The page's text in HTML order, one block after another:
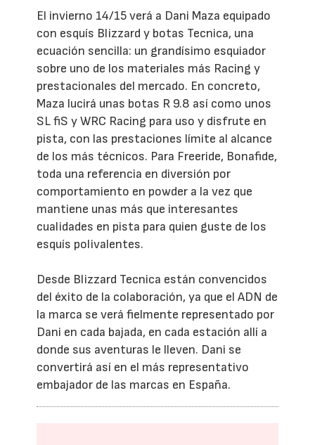
El invierno 14/15 verá a Dani Maza equipado
con esquís Blizzard y botas Tecnica, una
ecuación sencilla: un grandísimo esquiador
sobre uno de los materiales más Racing y
prestacionales del mercado. En concreto,
Maza lucirá unas botas R 9.8 así como unos
SL fiS y WRC Racing para uso y disfrute en
pista, con las prestaciones límite al alcance
de los más técnicos. Para Freeride, Bonafide,
toda una referencia en diversión por
comportamiento en powder a la vez que
mantiene unas más que interesantes
cualidades en pista para quien guste de los
esquís polivalentes.
Desde Blizzard Tecnica están convencidos
del éxito de la colaboración, ya que el ADN de
la marca se verá fielmente representado por
Dani en cada bajada, en cada estación allí a
donde sus aventuras le lleven. Dani se
convertirá así en el más representativo
embajador de las marcas en España.